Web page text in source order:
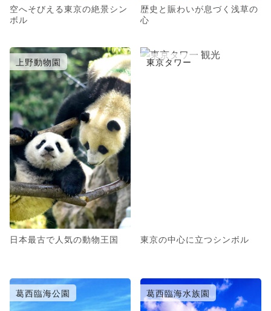
空へそびえる東京の絶景シン
ボル
歴史と賑わいが息づく浅草の
心
上野動物園
日本最古で人気の動物王国
東京タワー
東京の中心に立つシンボル
葛西臨海公園 葛西臨海水族園